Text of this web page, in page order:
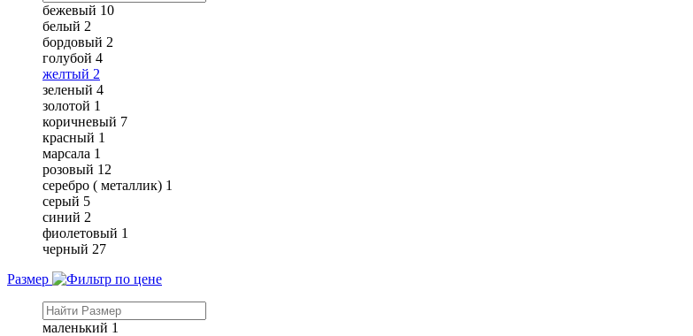
бежевый 10
белый 2
бордовый 2
голубой 4
желтый 2
зеленый 4
золотой 1
коричневый 7
красный 1
марсала 1
розовый 12
серебро ( металлик) 1
серый 5
синий 2
фиолетовый 1
черный 27
Размер
маленький 1